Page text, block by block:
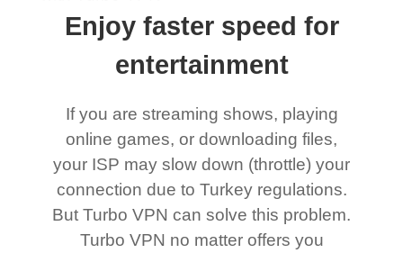
Enjoy faster speed for
entertainment
If you are streaming shows, playing
online games, or downloading files,
your ISP may slow down (throttle) your
connection due to Turkey regulations.
But Turbo VPN can solve this problem.
Turbo VPN no matter offers you